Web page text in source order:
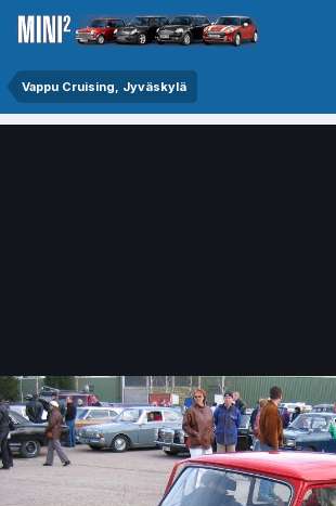
Vappu Cruising, Jyväskylä